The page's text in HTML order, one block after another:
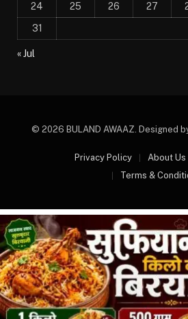
24
25 26 27
31
« Jul
© 2026 BULAND AWAAZ. Designed
Privacy Policy About Us
Terms &